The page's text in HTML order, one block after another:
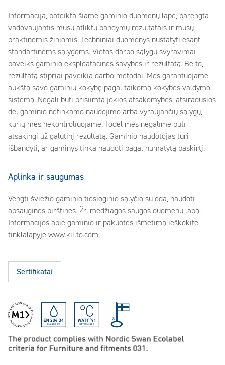
Informacija, pateikta šiame gaminio duomenų lape, parengta
vadovaujantis mūsų atliktų bandymų rezultatais ir mūsų
praktinėmis žiniomis. Techniniai duomenys nustatyti esant
standartinėms sąlygoms. Vietos darbo sąlygų svyravimai
paveiks gaminio eksploatacines savybes ir rezultatą. Be to,
rezultatą stipriai paveikia darbo metodai. Mes garantuojame
aukštą savo gaminių kokybę pagal taikomą kokybės valdymo
sistemą. Negali būti prisiimta jokios atsakomybės, atsiradusios
dėl gaminio netinkamo naudojimo arba vyraujančių sąlygų,
kurių mes nekontroliuojame. Todėl mes negalime būti
atsakingi už galutinį rezultatą. Gaminio naudotojas turi
išbandyti, ar gaminys tinka naudoti pagal numatytą paskirtį.
Aplinka ir saugumas
Vengti šviežio gaminio tiesioginio sąlyčio su oda, naudoti
apsaugines pirštines. Žr. medžiagos saugos duomenų lapą.
Informacijos apie gaminio ir pakuotės išmetimą ieškokite
tinklalapyje www.kiilto.com.
Sertifikatai